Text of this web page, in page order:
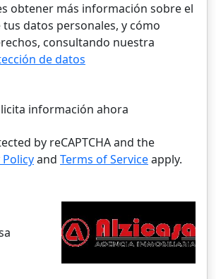
obtener más información sobre el
datos personales, y cómo
consultando nuestra
de datos
información ahora
by reCAPTCHA and the
Policyand Terms of Serviceapply.